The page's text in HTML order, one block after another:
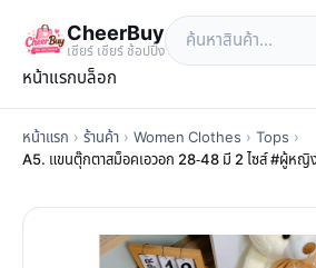
CheerBuy
เซียร์ เซียร์ ช้อปปิ้ง
หน้าแรกบล็อก
หน้าแรก › ร้านค้า › Women Clothes › Tops ›
A5. แขนตุ๊กตาสม็อคเอวอก 28-48 มี 2 ไซส์ #ผู้หญิ